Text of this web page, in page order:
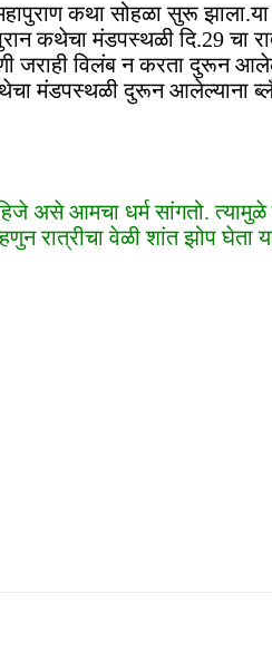
कथा सोहळा सुरू
कथेचा मंडपस्थळी दि.29
जराही विलंब न करता
मंडपस्थळी दुरून आलेल्याना
आमचा धर्म सांगतो. त्यामुळे
रात्रीचा वेळी शांत झोप